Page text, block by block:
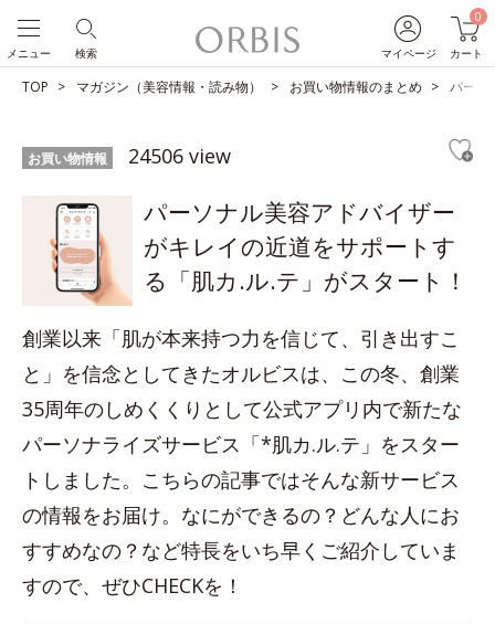
マイページ
0
カート
検索
メニュー
TOP マガジン（美容情報・読み物） お買い物情報のまとめ パーソ
お買い物情報 24506 view
パーソナル美容アドバイザー
がキレイの近道をサポートす
る「肌カ.ル.テ」がスタート！
創業以来「肌が本来持つ力を信じて、引き出すこ
と」を信念としてきたオルビスは、この冬、創業
35周年のしめくくりとして公式アプリ内で新たな
パーソナライズサービス「*肌カ.ル.テ」をスター
トしました。こちらの記事ではそんな新サービス
の情報をお届け。なにができるの？どんな人にお
すすめなの？など特長をいち早くご紹介していま
すので、ぜひCHECKを！